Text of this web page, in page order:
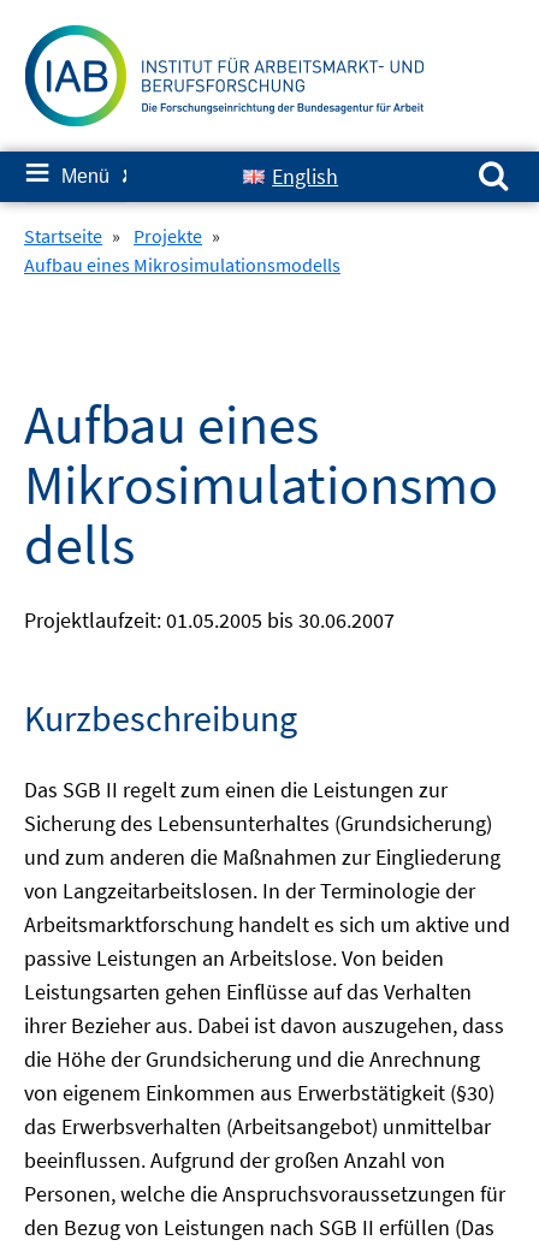
zum
Inhalt
≡ Menü ✘ English
Suchen nach:
Startseite » Projekte »
Aufbau eines Mikrosimulationsmodells
Aufbau eines
Mikrosimulationsmo
dells
Projektlaufzeit: 01.05.2005 bis 30.06.2007
Kurzbeschreibung
Das SGB II regelt zum einen die Leistungen zur
Sicherung des Lebensunterhaltes (Grundsicherung)
und zum anderen die Maßnahmen zur Eingliederung
von Langzeitarbeitslosen. In der Terminologie der
Arbeitsmarktforschung handelt es sich um aktive und
passive Leistungen an Arbeitslose. Von beiden
Leistungsarten gehen Einflüsse auf das Verhalten
ihrer Bezieher aus. Dabei ist davon auszugehen, dass
die Höhe der Grundsicherung und die Anrechnung
von eigenem Einkommen aus Erwerbstätigkeit (§30)
das Erwerbsverhalten (Arbeitsangebot) unmittelbar
beeinflussen. Aufgrund der großen Anzahl von
Personen, welche die Anspruchsvoraussetzungen für
den Bezug von Leistungen nach SGB II erfüllen (Das